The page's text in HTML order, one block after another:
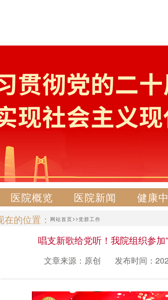
医院概览 医院新闻 健康
在的位置： 网站首页>>党群工作
唱支新歌给党听！我院组织参
文章来源：原创 发布时间：